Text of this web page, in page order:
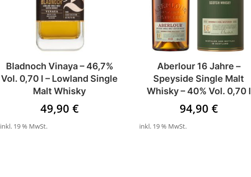
Bladnoch Vinaya – 46,7%
Vol. 0,70 l – Lowland Single
Malt Whisky
49,90 €
inkl. 19 % MwSt.
Aberlour 16 Jahre –
Speyside Single Malt
Whisky – 40% Vol. 0,70 l
94,90 €
inkl. 19 % MwSt.